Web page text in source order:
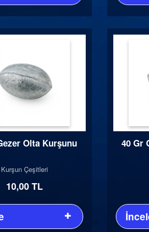
Olta Kurşunu
Kurşun Çeşitleri
10,00 TL
40 Gr